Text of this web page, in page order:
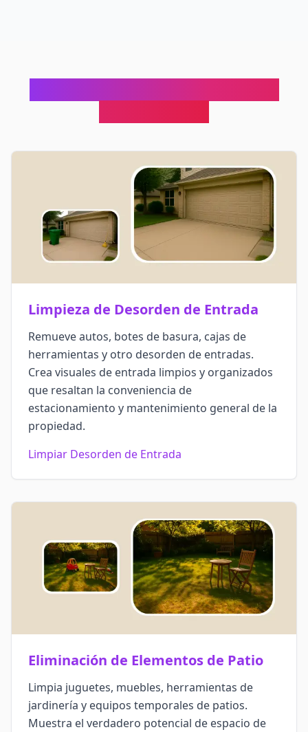
Limpieza de Desorden de Entrada
Remueve autos, botes de basura, cajas de
herramientas y otro desorden de entradas.
Crea visuales de entrada limpios y organizados
que resaltan la conveniencia de
estacionamiento y mantenimiento general de la
propiedad.
Limpiar Desorden de Entrada
Eliminación de Elementos de Patio
Limpia juguetes, muebles, herramientas de
jardinería y equipos temporales de patios.
Muestra el verdadero potencial de espacio de